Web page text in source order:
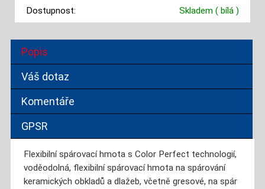
Dostupnost:
Skladem ( bílá )
Popis
Váš dotaz
Komentáře
GPSR
Flexibilní spárovací hmota s Color Perfect technologií,
voděodolná, flexibilní spárovací hmota na spárování
keramických obkladů a dlažeb, včetně gresové, na spár